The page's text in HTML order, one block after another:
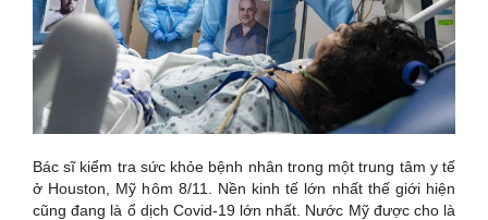
Bác sĩ kiểm tra sức khỏe bệnh nhân trong một trung tâm y tế
ở Houston, Mỹ hôm 8/11. Nền kinh tế lớn nhất thế giới hiện
cũng đang là ổ dịch Covid-19 lớn nhất. Nước Mỹ được cho là